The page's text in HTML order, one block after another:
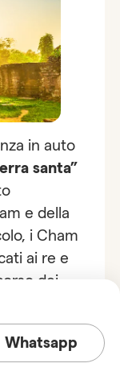
in auto
santa”
e della
i Cham
ai re e
dei
religioso e
del regno
Whatsapp